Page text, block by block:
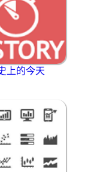
上的今天